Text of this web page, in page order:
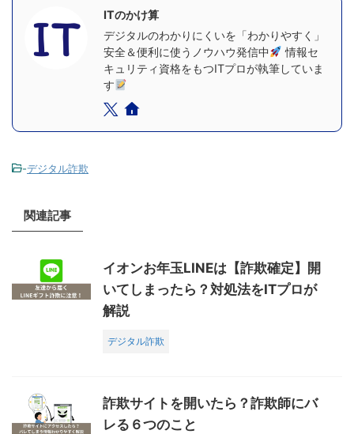
ITのかけ算
デジタルのわかりにくいを「わかりやすく」
安全＆便利に使うノウハウ発信中
情報セ
キュリティ資格をもつITプロが執筆していま
す
-デジタル詐欺
関連記事
イオンお年玉LINEは【詐欺確定】開
いてしまったら？対処法をITプロが
解説
デジタル詐欺
詐欺サイトを開いたら？詐欺師にバ
レる６つのこと